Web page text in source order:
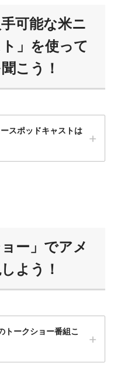
可能な米ニ
」を使って
こう！
スポッドキャストは
クリプトなしで聞ける
ー」でアメ
よう！
トークショー番組こ